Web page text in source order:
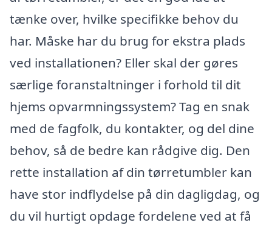
tænke over, hvilke specifikke behov du
har. Måske har du brug for ekstra plads
ved installationen? Eller skal der gøres
særlige foranstaltninger i forhold til dit
hjems opvarmningssystem? Tag en snak
med de fagfolk, du kontakter, og del dine
behov, så de bedre kan rådgive dig. Den
rette installation af din tørretumbler kan
have stor indflydelse på din dagligdag, og
du vil hurtigt opdage fordelene ved at få